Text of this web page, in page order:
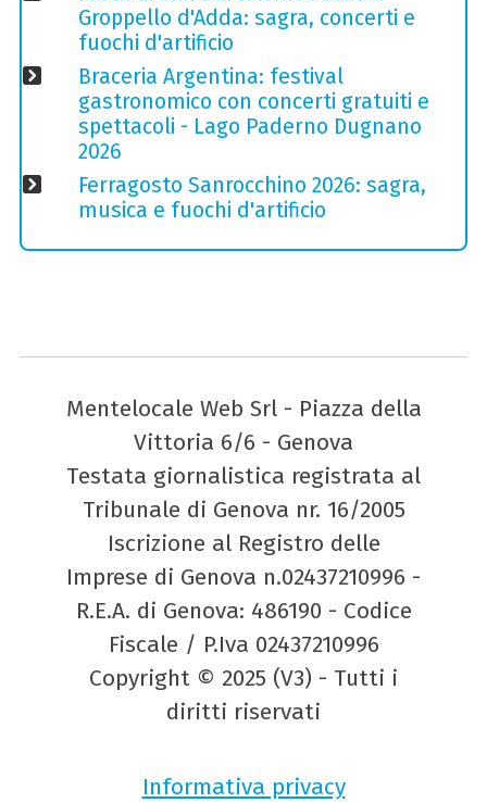
Groppello d'Adda: sagra, concerti e
fuochi d'artificio
Braceria Argentina: festival
gastronomico con concerti gratuiti e
spettacoli - Lago Paderno Dugnano
2026
Ferragosto Sanrocchino 2026: sagra,
musica e fuochi d'artificio
Mentelocale Web Srl - Piazza della
Vittoria 6/6 - Genova
Testata giornalistica registrata al
Tribunale di Genova nr. 16/2005
Iscrizione al Registro delle
Imprese di Genova n.02437210996 -
R.E.A. di Genova: 486190 - Codice
Fiscale / P.Iva 02437210996
Copyright © 2025 (V3) - Tutti i
diritti riservati
Informativa privacy